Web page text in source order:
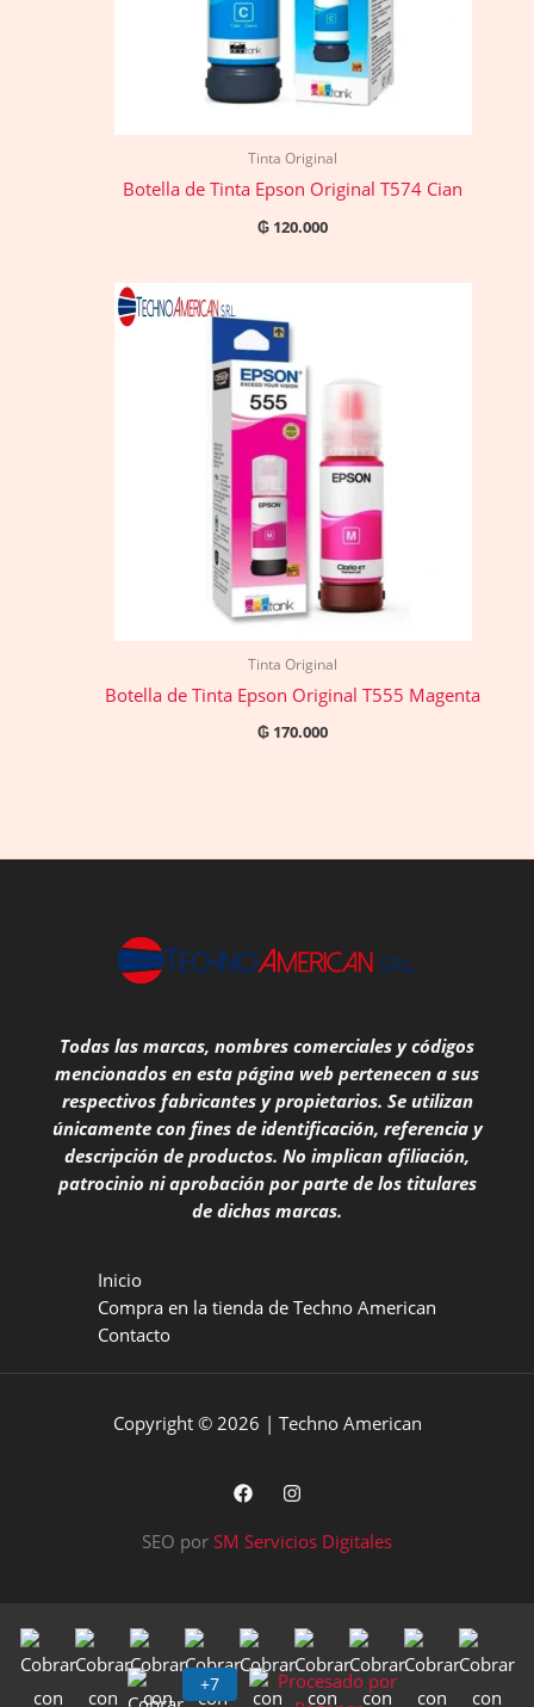
Tinta Original
Botella de Tinta Epson Original T574 Cian
₲ 120.000
Tinta Original
Botella de Tinta Epson Original T555 Magenta
₲ 170.000
Todas las marcas, nombres comerciales y códigos
mencionados en esta página web pertenecen a sus
respectivos fabricantes y propietarios. Se utilizan
únicamente con fines de identificación, referencia y
descripción de productos. No implican afiliación,
patrocinio ni aprobación por parte de los titulares
de dichas marcas.
Inicio
Compra en la tienda de Techno American
Contacto
Copyright © 2026 | Techno American
SEO por SM Servicios Digitales